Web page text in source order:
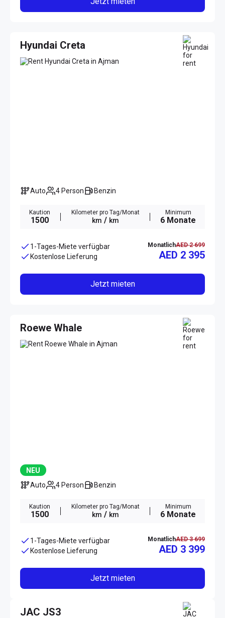
Hyundai Creta
Auto 4 Person Benzin
Kaution
1500
Kilometer pro Tag/Monat
km / km
Minimum
6 Monate
1-Tages-Miete verfügbar
Kostenlose Lieferung
MonatlichAED 2 699
AED 2 395
Jetzt mieten
Roewe Whale
NEU
Auto
4 Person Benzin
Kaution
1500
Kilometer pro Tag/Monat
km / km
Minimum
6 Monate
1-Tages-Miete verfügbar
Kostenlose Lieferung
MonatlichAED 3 699
AED 3 399
Jetzt mieten
JAC JS3